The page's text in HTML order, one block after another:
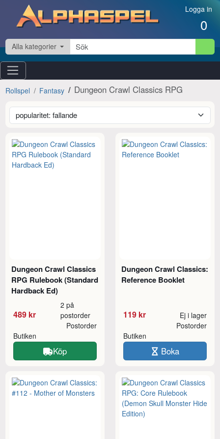
Hoppa till innehåll Logga in
0
Alla kategorier
Rollspel Fantasy Dungeon Crawl Classics RPG
Dungeon Crawl Classics
RPG Rulebook (Standard
Hardback Ed)
489 kr
2 på
postorder
Butiken
Postorder
Köp
Dungeon Crawl Classics:
Reference Booklet
119 kr Ej i lager
Butiken
Postorder
Boka